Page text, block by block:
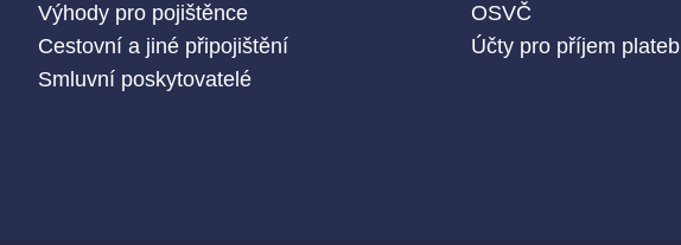
Výhody pro pojištěnce
Cestovní a jiné připojištění
Smluvní poskytovatelé
OSVČ
Účty pro příjem plateb